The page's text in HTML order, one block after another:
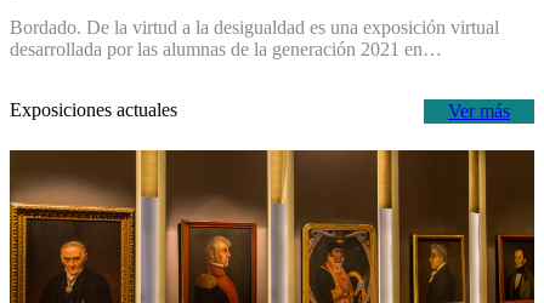
Bordado. De la virtud a la desigualdad es una exposición virtual
desarrollada por las alumnas de la generación 2021 en…
Ver más
Exposiciones actuales